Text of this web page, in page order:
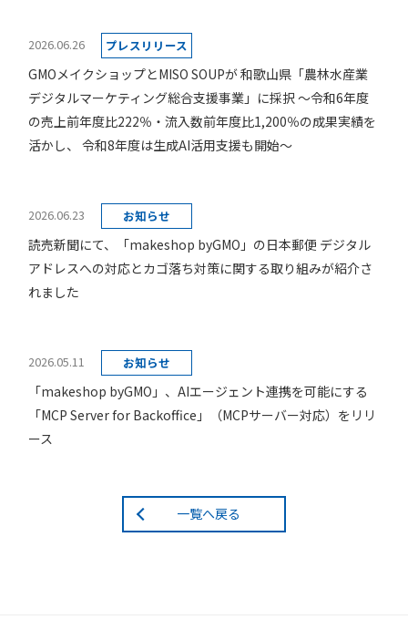
2026.06.26 プレスリリース
GMOメイクショップとMISO SOUPが 和歌山県「農林水産業
デジタルマーケティング総合支援事業」に採択 ～令和6年度
の売上前年度比222％・流入数前年度比1,200％の成果実績を
活かし、 令和8年度は生成AI活用支援も開始～
2026.06.23 お知らせ
読売新聞にて、「makeshop byGMO」の日本郵便 デジタル
アドレスへの対応とカゴ落ち対策に関する取り組みが紹介さ
れました
2026.05.11 お知らせ
「makeshop byGMO」、AIエージェント連携を可能にする
「MCP Server for Backoffice」（MCPサーバー対応）をリリ
ース
一覧へ戻る